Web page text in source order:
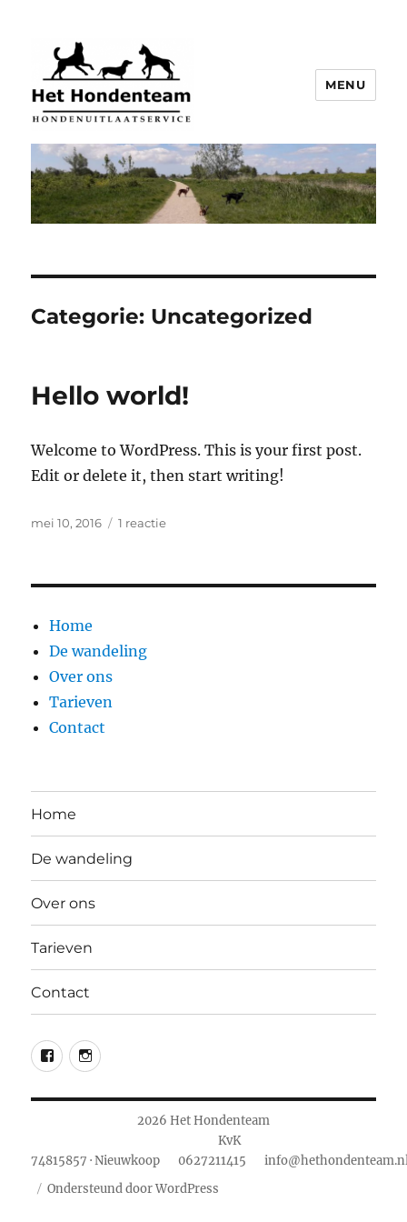
MENU
Categorie: Uncategorized
Hello world!
Welcome to WordPress. This is your first post.
Edit or delete it, then start writing!
Geplaatst
mei 10, 2016 1 reactieop
Home
De wandeling
Over ons
Tarieven
Contact
Home
De wandeling
Over ons
Tarieven
Contact
fb insta
2026 Het Hondenteam
KvK
74815857 · Nieuwkoop
0627211415
Ondersteund door WordPress